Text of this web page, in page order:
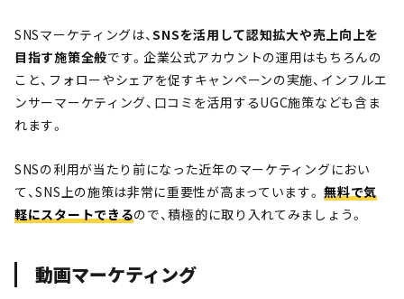
SNSマーケティングは、SNSを活用して認知拡大や売上向上を
目指す施策全般です。企業公式アカウントの運用はもちろんの
こと、フォローやシェアを促すキャンペーンの実施、インフルエ
ンサーマーケティング、口コミを活用するUGC施策なども含ま
れます。
SNSの利用が当たり前になった近年のマーケティングにおい
て、SNS上の施策は非常に重要性が高まっています。無料で気
軽にスタートできるので、積極的に取り入れてみましょう。
動画マーケティング